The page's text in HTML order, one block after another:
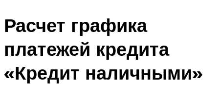
Расчет графика
платежей кредита
«Кредит наличными»